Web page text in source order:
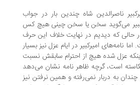
شاه چندین بار در جواب
سخن یا سخن چینی هیچ کس
که دیدیم در نهایت خلاف این حرف
امیرکبیر در ایام عزل نیز بسیار
شده هیچ از احترام سابقش نسبت
است، گرچه ظاهر نامه نشان می‌دهد
دربار نمی‌رفته و همین نرفتن نیز